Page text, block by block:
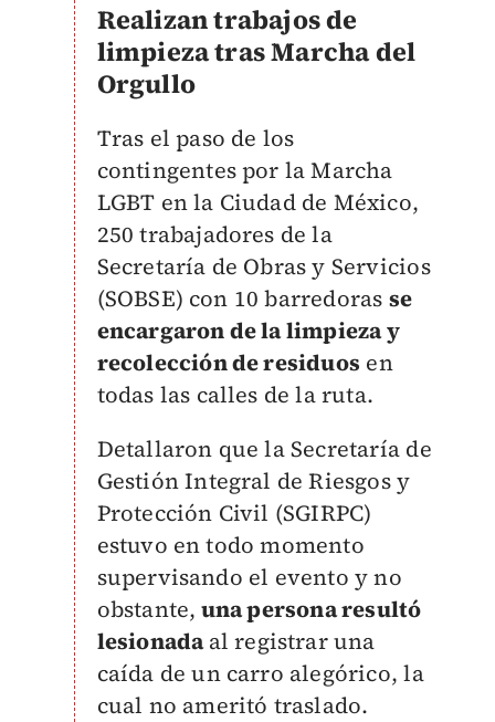
Realizan trabajos de
limpieza tras Marcha del
Orgullo
Tras el paso de los
contingentes por la Marcha
LGBT en la Ciudad de México,
250 trabajadores de la
Secretaría de Obras y Servicios
(SOBSE) con 10 barredoras se
encargaron de la limpieza y
recolección de residuos en
todas las calles de la ruta.
Detallaron que la Secretaría de
Gestión Integral de Riesgos y
Protección Civil (SGIRPC)
estuvo en todo momento
supervisando el evento y no
obstante, una persona resultó
lesionadaal registrar una
caída de un carro alegórico, la
cual no ameritó traslado.